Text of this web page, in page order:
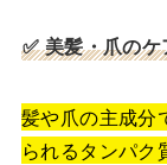
✅ 美髪・爪のケ
髪や爪の主成分
られるタンパク